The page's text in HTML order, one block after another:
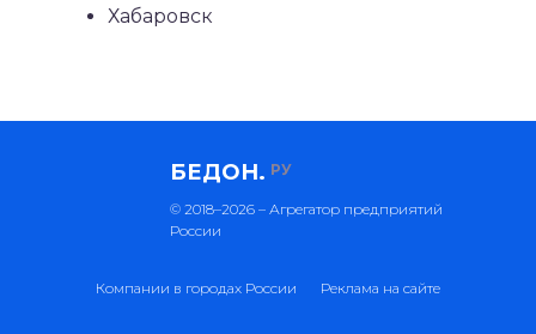
Хабаровск
БЕДОН. РУ
© 2018–2026 – Агрегатор предприятий
России
Компании в городах России Реклама на сайте